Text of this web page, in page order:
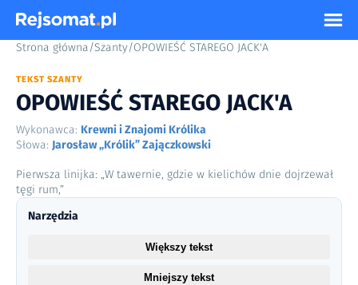
Strona główna/Szanty/OPOWIEŚĆ STAREGO JACK'A
TEKST SZANTY
OPOWIEŚĆ STAREGO JACK'A
Wykonawca: Krewni i Znajomi Królika
Słowa: Jarosław „Królik” Zajączkowski
Pierwsza linijka: „W tawernie, gdzie w kielichów dnie dojrzewał
tęgi rum,”
Narzędzia
Większy tekst
Mniejszy tekst